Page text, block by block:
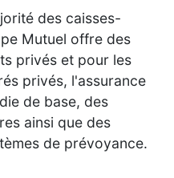
des caisses-
Mutuel offre des
privés et pour les
privés, l'assurance
de base, des
ainsi que des
de prévoyance.